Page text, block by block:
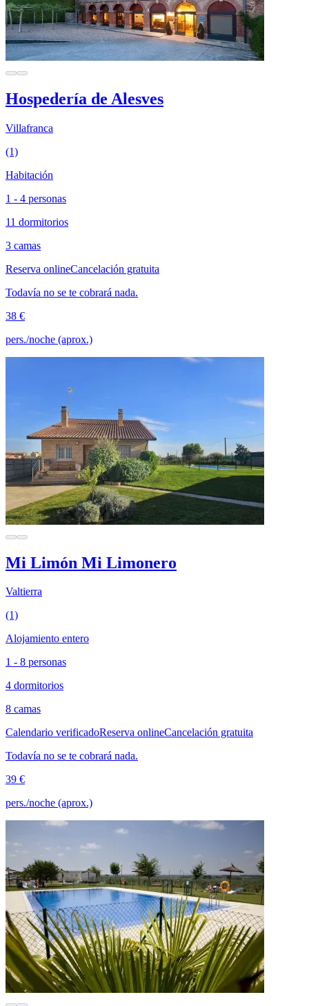
Hospedería de Alesves
Villafranca
(1)
Habitación
1 - 4 personas
11 dormitorios
3 camas
Reserva onlineCancelación gratuita
Todavía no se te cobrará nada.
38 €
pers./noche (aprox.)
Mi Limón Mi Limonero
Valtierra
(1)
Alojamiento entero
1 - 8 personas
4 dormitorios
8 camas
Calendario verificadoReserva onlineCancelación gratuita
Todavía no se te cobrará nada.
39 €
pers./noche (aprox.)